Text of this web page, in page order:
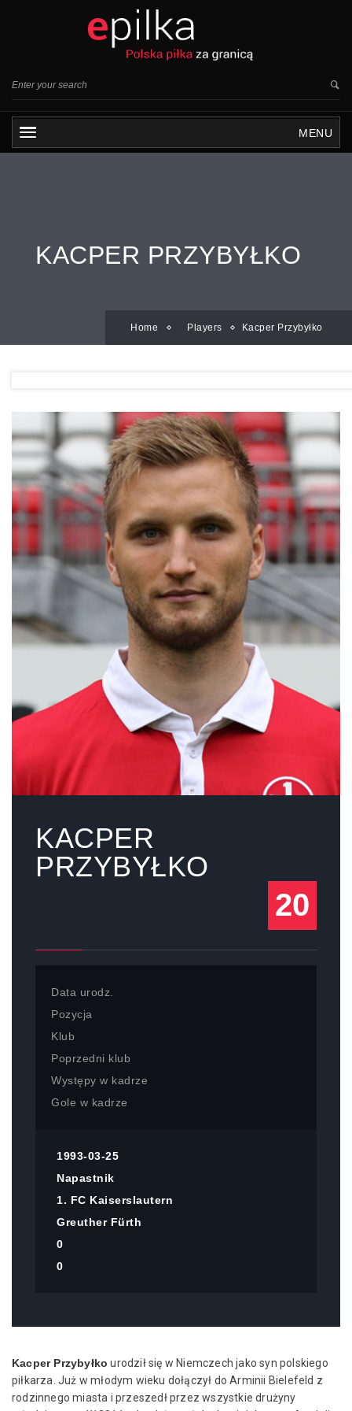
MENU
KACPER PRZYBYŁKO
Home Players Kacper Przybyłko
KACPER
PRZYBYŁKO
20
Data urodz.
Pozycja
Klub
Poprzedni klub
Występy w kadrze
Gole w kadrze
1993-03-25
Napastnik
1. FC Kaiserslautern
Greuther Fürth
0
0
Kacper Przybyłko urodził się w Niemczech jako syn polskiego
piłkarza. Już w młodym wieku dołączył do Arminii Bielefeld z
rodzinnego miasta i przeszedł przez wszystkie drużyny